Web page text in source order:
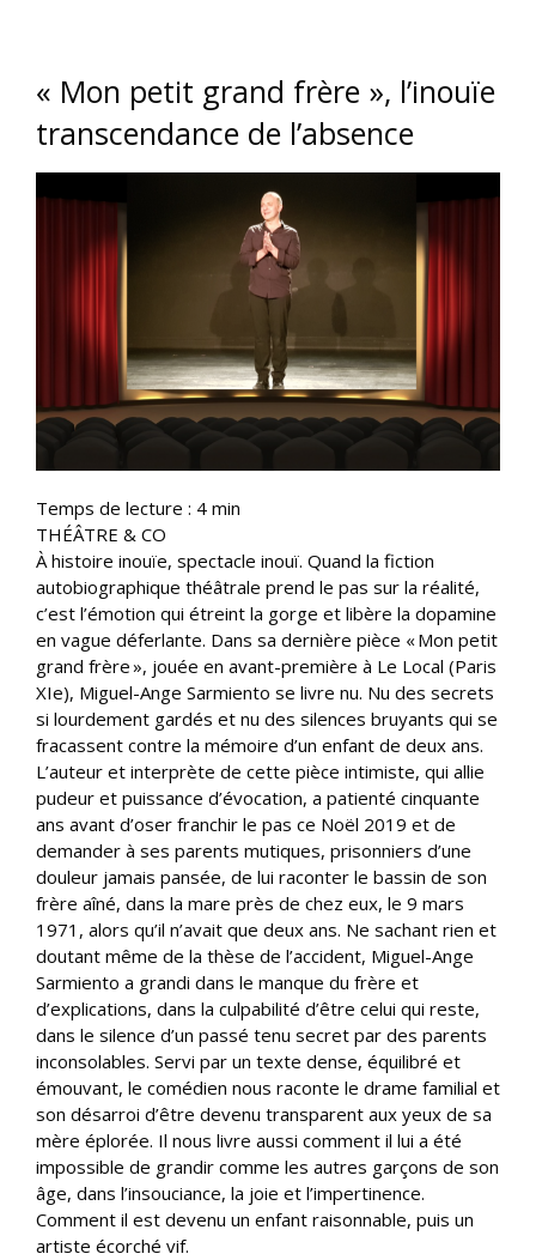
« Mon petit grand frère », l’inouïe
transcendance de l’absence
Temps de lecture : 4 min
THÉÂTRE & CO
À histoire inouïe, spectacle inouï. Quand la fiction
autobiographique théâtrale prend le pas sur la réalité,
c’est l’émotion qui étreint la gorge et libère la dopamine
en vague déferlante. Dans sa dernière pièce « Mon petit
grand frère », jouée en avant-première à Le Local (Paris
XIe), Miguel-Ange Sarmiento se livre nu. Nu des secrets
si lourdement gardés et nu des silences bruyants qui se
fracassent contre la mémoire d’un enfant de deux ans.
L’auteur et interprète de cette pièce intimiste, qui allie
pudeur et puissance d’évocation, a patienté cinquante
ans avant d’oser franchir le pas ce Noël 2019 et de
demander à ses parents mutiques, prisonniers d’une
douleur jamais pansée, de lui raconter le bassin de son
frère aîné, dans la mare près de chez eux, le 9 mars
1971, alors qu’il n’avait que deux ans. Ne sachant rien et
doutant même de la thèse de l’accident, Miguel-Ange
Sarmiento a grandi dans le manque du frère et
d’explications, dans la culpabilité d’être celui qui reste,
dans le silence d’un passé tenu secret par des parents
inconsolables. Servi par un texte dense, équilibré et
émouvant, le comédien nous raconte le drame familial et
son désarroi d’être devenu transparent aux yeux de sa
mère éplorée. Il nous livre aussi comment il lui a été
impossible de grandir comme les autres garçons de son
âge, dans l’insouciance, la joie et l’impertinence.
Comment il est devenu un enfant raisonnable, puis un
artiste écorché vif.